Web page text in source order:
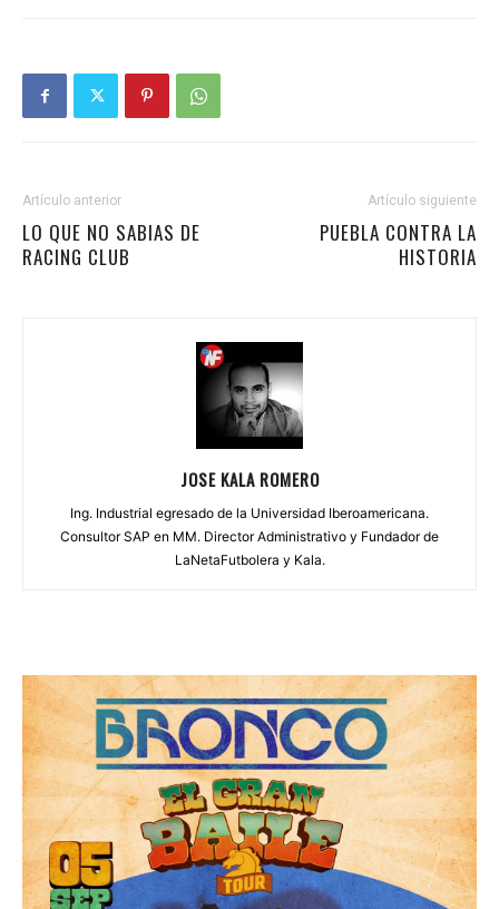
Artículo anterior
LO QUE NO SABIAS DE
RACING CLUB
Artículo siguiente
PUEBLA CONTRA LA
HISTORIA
JOSE KALA ROMERO
Ing. Industrial egresado de la Universidad Iberoamericana.
Consultor SAP en MM. Director Administrativo y Fundador de
LaNetaFutbolera y Kala.